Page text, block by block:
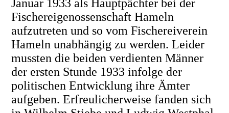
Januar 1933 als Hauptpächter bei der
Fischereigenossenschaft Hameln
aufzutreten und so vom Fischereiverein
Hameln unabhängig zu werden. Leider
mussten die beiden verdienten Männer
der ersten Stunde 1933 infolge der
politischen Entwicklung ihre Ämter
aufgeben. Erfreulicherweise fanden sich